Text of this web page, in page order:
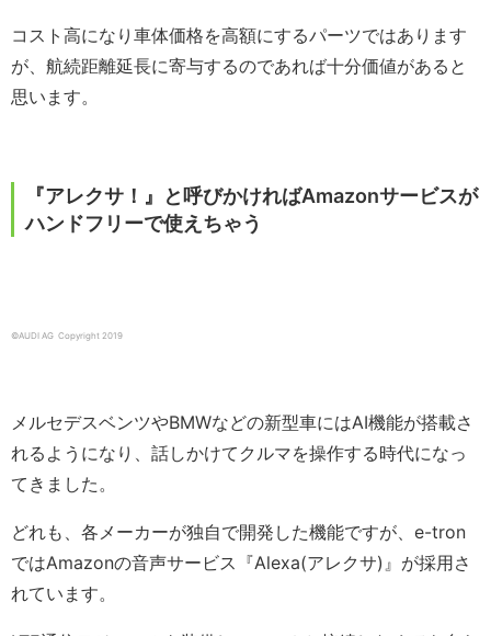
コスト高になり車体価格を高額にするパーツではあります
が、航続距離延長に寄与するのであれば十分価値があると
思います。
『アレクサ！』と呼びかければAmazonサービスが
ハンドフリーで使えちゃう
©AUDI AG Copyright 2019
メルセデスベンツやBMWなどの新型車にはAI機能が搭載さ
れるようになり、話しかけてクルマを操作する時代になっ
てきました。
どれも、各メーカーが独自で開発した機能ですが、e-tron
ではAmazonの音声サービス『Alexa(アレクサ)』が採用さ
れています。